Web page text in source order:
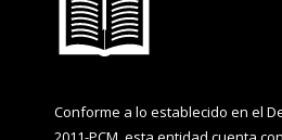
Conforme a lo establecido en el